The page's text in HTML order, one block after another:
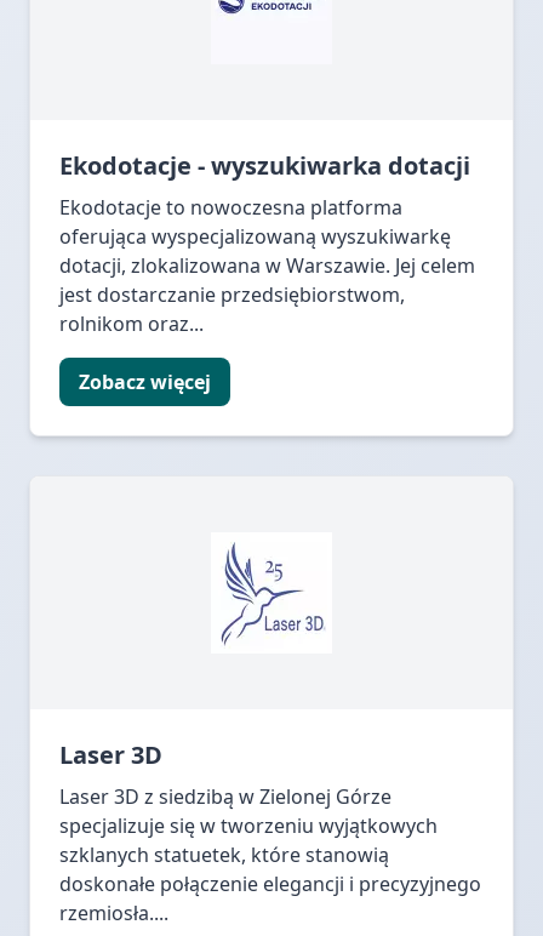
Ekodotacje - wyszukiwarka dotacji
Ekodotacje to nowoczesna platforma
oferująca wyspecjalizowaną wyszukiwarkę
dotacji, zlokalizowana w Warszawie. Jej celem
jest dostarczanie przedsiębiorstwom,
rolnikom oraz...
Zobacz więcej
Laser 3D
Laser 3D z siedzibą w Zielonej Górze
specjalizuje się w tworzeniu wyjątkowych
szklanych statuetek, które stanowią
doskonałe połączenie elegancji i precyzyjnego
rzemiosła....